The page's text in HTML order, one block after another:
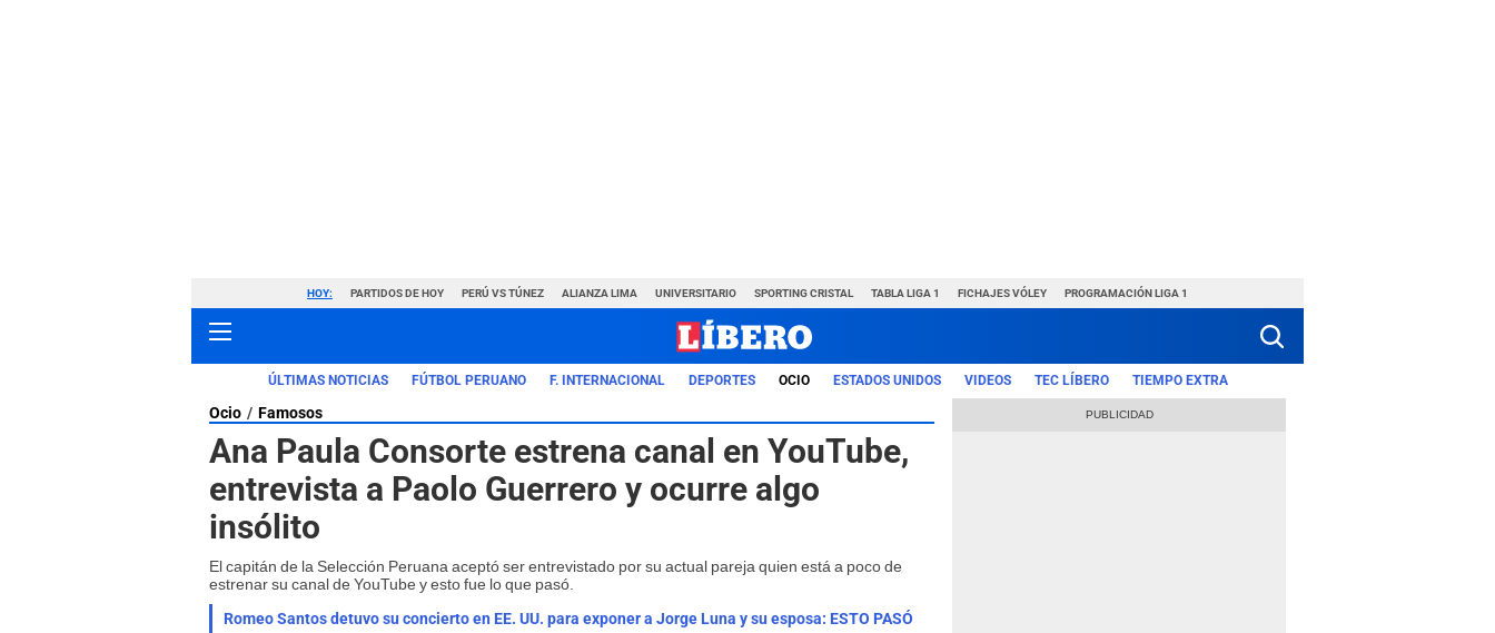
HOY: PARTIDOS DE HOY PERÚ VS TÚNEZ ALIANZA LIMA UNIVERSITARIO SPORTING CRISTAL TABLA LIGA 1 FICHAJES VÓLEY PROGRAMACIÓN LIGA 1
ÚLTIMAS NOTICIAS FÚTBOL PERUANO F. INTERNACIONAL DEPORTES OCIO ESTADOS UNIDOS VIDEOS TEC LÍBERO TIEMPO EXTRA
Ocio Famosos
Ana Paula Consorte estrena canal en YouTube,
entrevista a Paolo Guerrero y ocurre algo
insólito
El capitán de la Selección Peruana aceptó ser entrevistado por su actual pareja quien está a poco de
estrenar su canal de YouTube y esto fue lo que pasó.
Romeo Santos detuvo su concierto en EE. UU. para exponer a Jorge Luna y su esposa: ESTO PASÓ